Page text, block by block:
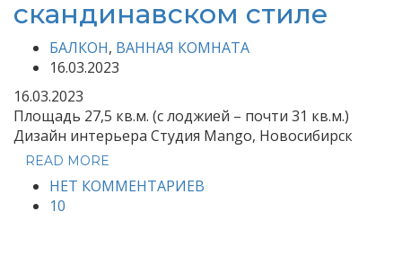
скандинавском стиле
БАЛКОН, ВАННАЯ КОМНАТА
16.03.2023
16.03.2023
Площадь 27,5 кв.м. (с лоджией – почти 31 кв.м.)
Дизайн интерьера Студия Mango, Новосибирск
READ MORE
НЕТ КОММЕНТАРИЕВ
10